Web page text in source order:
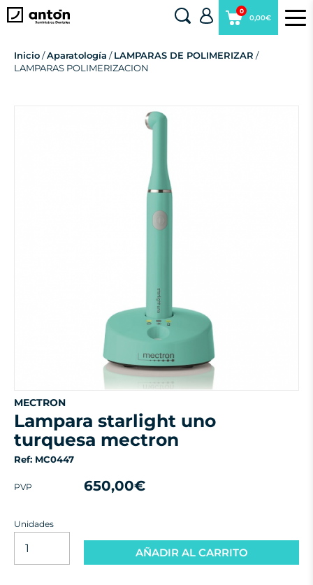
0,00€
0
Inicio/Aparatología /LAMPARAS DE POLIMERIZAR /
LAMPARAS POLIMERIZACION
MECTRON
lampara starlight uno
turquesa mectron
Ref: MC0447
PVP 650,00€
Unidades
AÑADIR AL CARRITO